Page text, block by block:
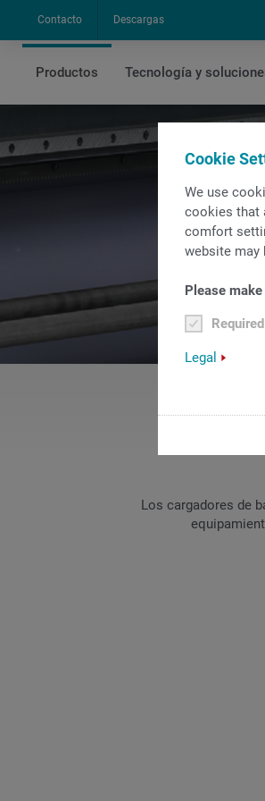
Cookie
We use
cookies that
comfort
website may
Please
Required
Legal
Contacto Descargas
Productos Tecnología y
Inicio
Los cargadores de